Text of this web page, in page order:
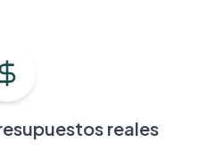
reales